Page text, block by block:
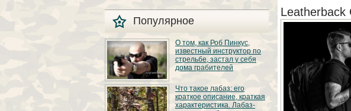
Популярное
О том, как Роб Пинкус,
известный инструктор по
стрельбе, застал у себя
дома грабителей
Вот вы всё говорите:
«В США круто, там
можно любого
постороннего в своём
Что такое лабаз: его
краткое описание, краткая
характеристика. Лабаз-
Leatherback